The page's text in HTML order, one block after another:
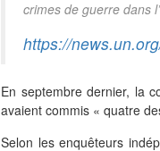
crimes de guerre dans
https://
En septembre dernier, la
avaient commis « quatre
Selon les enquêteurs